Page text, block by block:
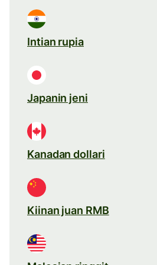
Intian rupia
Japanin jeni
Kanadan dollari
Kiinan juan RMB